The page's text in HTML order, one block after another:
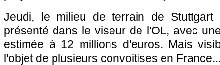
Jeudi, le milieu de terrain de Stuttgart
présenté dans le viseur de l'OL, avec
estimée à 12 millions d'euros. Mais
l'objet de plusieurs convoitises en